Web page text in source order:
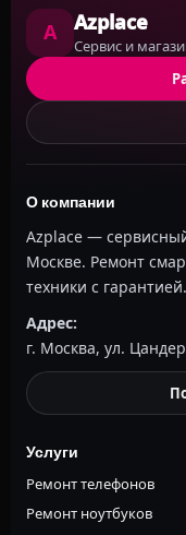
A Azplace
Сервис и
О компании
Azplace —
Москве. Ремонт
техники с гарантией.
Адрес:
г. Москва, ул.
Услуги
Ремонт телефонов
Ремонт ноутбуков